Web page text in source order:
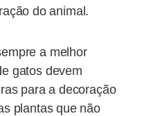
do animal.
a melhor
gatos devem
para a decoração
plantas que não